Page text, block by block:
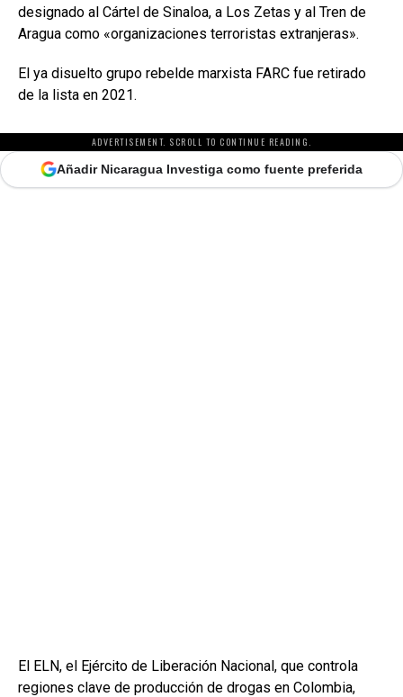
designado al Cártel de Sinaloa, a Los Zetas y al Tren de
Aragua como «organizaciones terroristas extranjeras».
El ya disuelto grupo rebelde marxista FARC fue retirado
de la lista en 2021.
ADVERTISEMENT. SCROLL TO CONTINUE READING.
Añadir Nicaragua Investiga como fuente preferida
El ELN, el Ejército de Liberación Nacional, que controla
regiones clave de producción de drogas en Colombia,